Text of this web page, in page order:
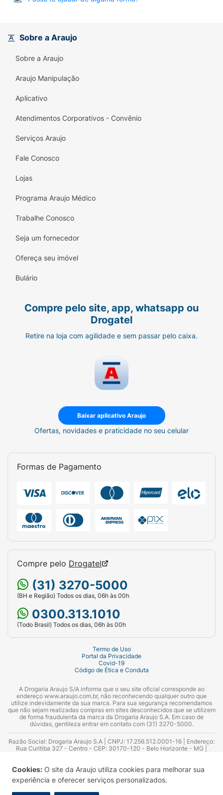
Cookies: O site da Araujo utiliza cookies para melhorar sua
experiência e oferecer serviços personalizados.
Sobre a Araujo
Sobre a Araujo
Araujo Manipulação
Aplicativo
Atendimentos Corporativos - Convênio
Serviços Araujo
Fale Conosco
Lojas
Programa Araujo Médico
Trabalhe Conosco
Seja um fornecedor
Ofereça seu imóvel
Bulário
Compre pelo site, app, whatsapp ou
Drogatel
Retire na loja com agilidade e sem passar pelo caixa.
Baixar aplicativo Araujo
Ofertas, novidades e praticidade no seu celular
Formas de Pagamento
Compre pelo Drogatel
(31) 3270-5000
(BH e Região) Todos os dias, 06h às 00h
0300.313.1010
(Todo Brasil) Todos os dias, 06h às 00h
Termo de Uso
Portal da Privacidade
Covid-19
Código de Ética e Conduta
A Drogaria Araujo S/A informa que o seu site oficial corresponde ao
endereço www.araujo.com.br, não reconhecendo qualquer outro que
utilize indevidamente da sua marca. Para sua segurança recomendamos
que não sejam realizadas compras em sites desconhecidos que se utilizem
de forma fraudulenta da marca da Drogaria Araujo S.A. Em caso de
dúvidas, gentileza entrar em contato com (31) 3270-5000.
Razão Social: Drogaria Araujo S.A | CNPJ: 17.256.512.0001-16 | Endereço:
Rua Curitiba 327 - Centro - CEP: 30170-120 - Belo Horizonte - MG |
Azevedo Guimarães – CRF 10.965 | Yasmin Silva Alvarenga – CRF 52.584 -
Consultor substituto: Thiago Aguiar Pinheiro - CRF Nº 13.748. Alvará
Sanitário: 2025020713 | Autorização de Funcionamento da Empresa (AFE):